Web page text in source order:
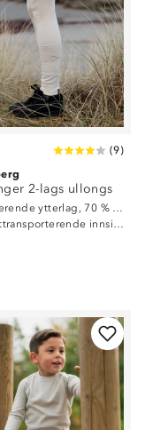
(9)
2-lags ullongs
Isolerende ytterlag, 70 % ull og 30 % polyester
Fukttransporterende innside, 100 % polyester